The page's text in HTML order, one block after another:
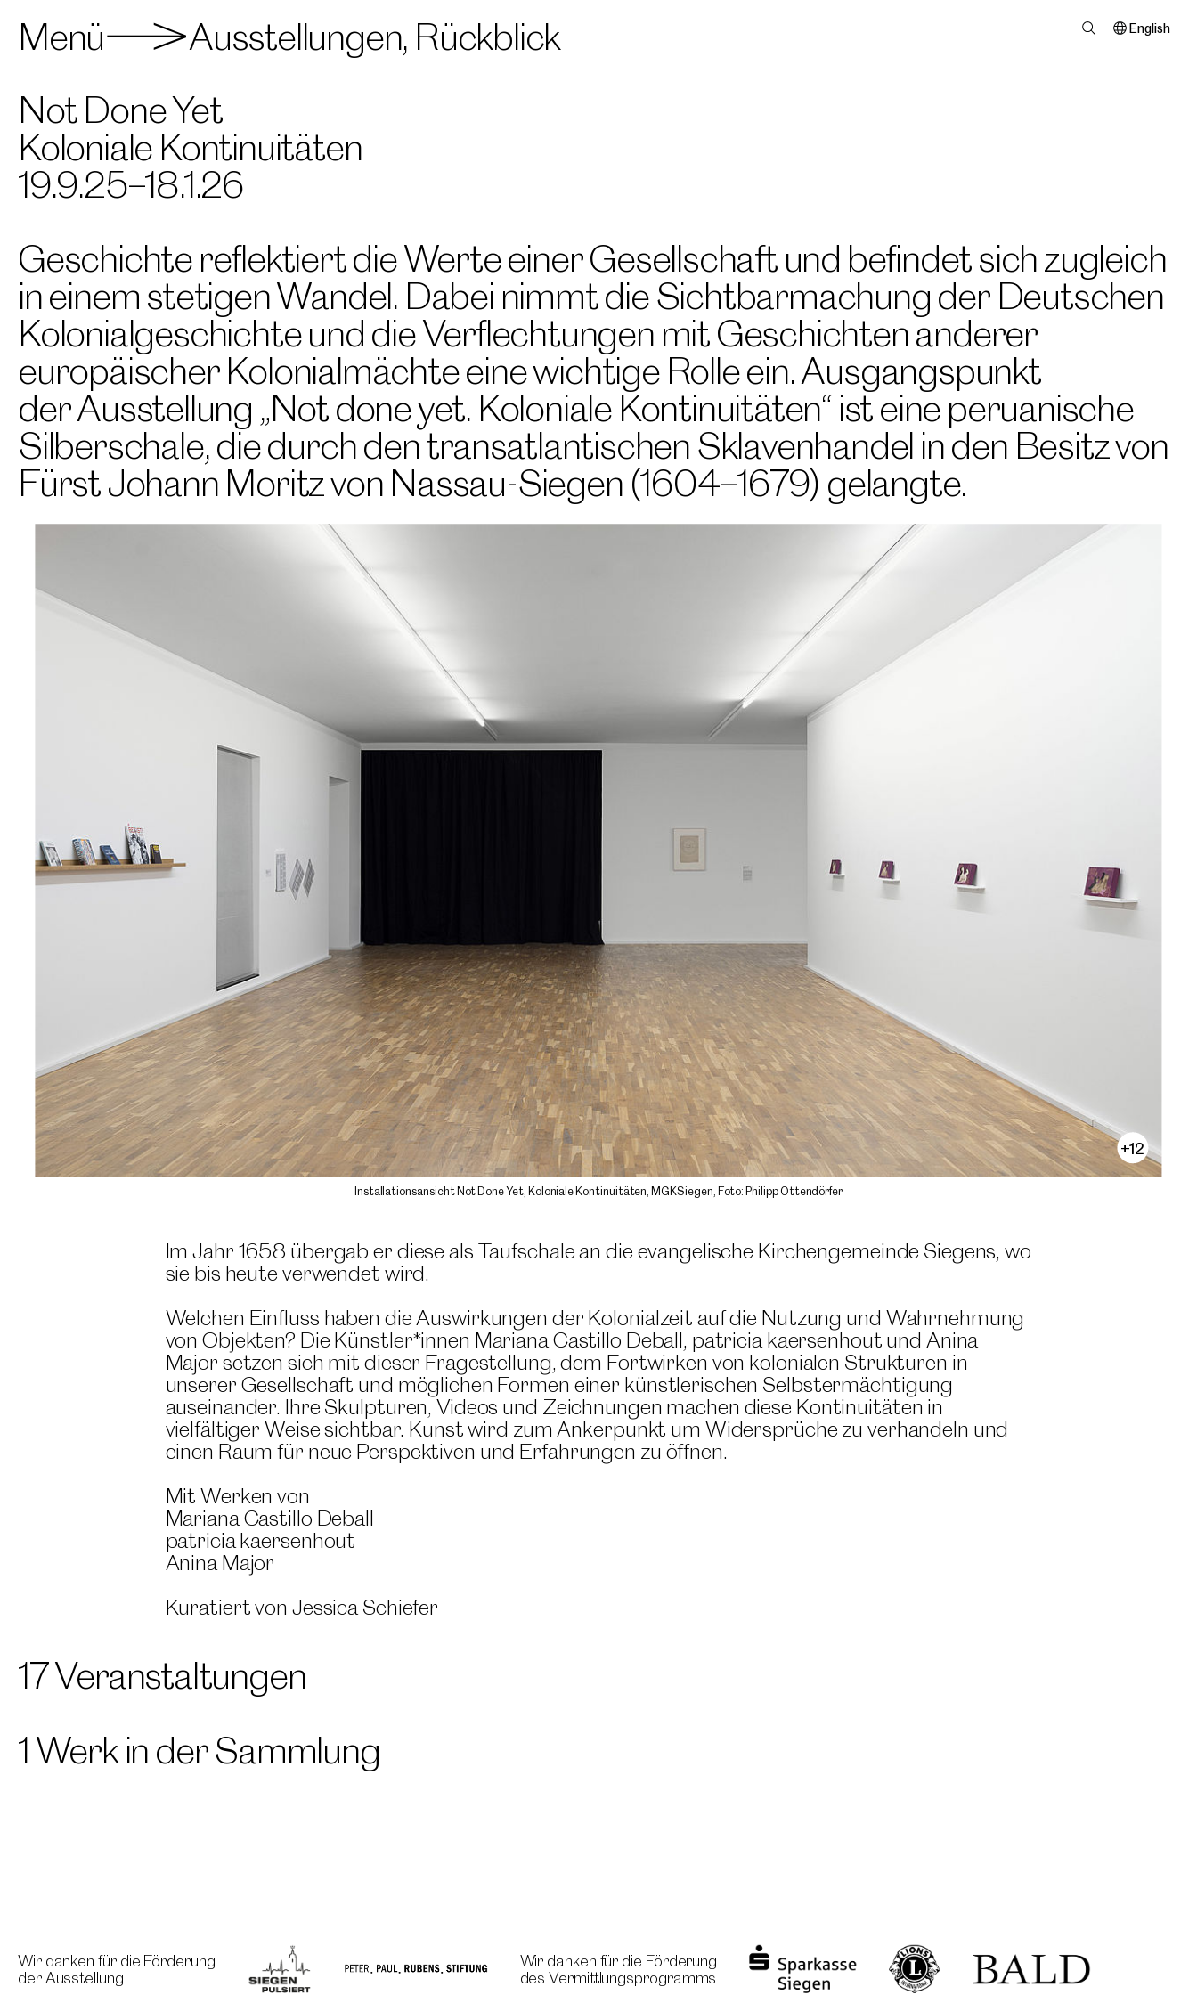
Menü>Ausstellungen, Rückblick English
Not Done Yet
Koloniale Kontinuitäten
19.9.25–18.1.26
Geschichte reflektiert die Werte einer Gesellschaft und befindet sich zugleich
in einem stetigen Wandel. Dabei nimmt die Sichtbarmachung der Deutschen
Kolonialgeschichte und die Verflechtungen mit Geschichten anderer
europäischer Kolonialmächte eine wichtige Rolle ein. Ausgangspunkt
der Ausstellung „Not done yet. Koloniale Kontinuitäten“ ist eine peruanische
Silberschale, die durch den transatlantischen Sklavenhandel in den Besitz von
Fürst Johann Moritz von Nassau-Siegen (1604–1679) gelangte.
+12
Installationsansicht Not Done Yet, Koloniale Kontinuitäten, MGKSiegen, Foto: Philipp Ottendörfer
Im Jahr 1658 übergab er diese als Taufschale an die evangelische Kirchengemeinde Siegens, wo
sie bis heute verwendet wird.
Welchen Einfluss haben die Auswirkungen der Kolonialzeit auf die Nutzung und Wahrnehmung
von Objekten? Die Künstler*innen Mariana Castillo Deball, patricia kaersenhout und Anina
Major setzen sich mit dieser Fragestellung, dem Fortwirken von kolonialen Strukturen in
unserer Gesellschaft und möglichen Formen einer künstlerischen Selbstermächtigung
auseinander. Ihre Skulpturen, Videos und Zeichnungen machen diese Kontinuitäten in
vielfältiger Weise sichtbar. Kunst wird zum Ankerpunkt um Widersprüche zu verhandeln und
einen Raum für neue Perspektiven und Erfahrungen zu öffnen.
Mit Werken von
Mariana Castillo Deball
patricia kaersenhout
Anina Major
Kuratiert von Jessica Schiefer
17 Veranstaltungen
1 Werk in der Sammlung
Wir danken für die Förderung
der Ausstellung
Wir danken für die Förderung
des Vermittlungs­programms